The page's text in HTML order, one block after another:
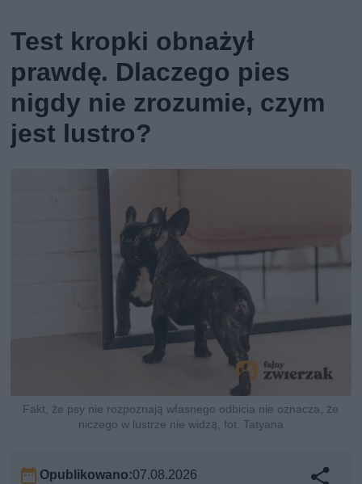
Test kropki obnażył
prawdę. Dlaczego pies
nigdy nie zrozumie, czym
jest lustro?
Fakt, że psy nie rozpoznają własnego odbicia nie oznacza, że
niczego w lustrze nie widzą, fot. Tatyana
Opublikowano:07.08.2026